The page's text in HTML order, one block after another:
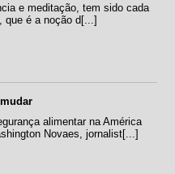
e meditação, tem sido cada
que é a noção d[...]
alimentar na América
Novaes, jornalist[...]